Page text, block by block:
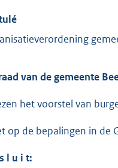
van de gemeente
het voorstel van
op de bepalingen in de
l u i t: